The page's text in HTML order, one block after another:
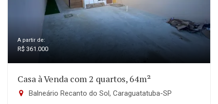
A partir de:
R$ 361.000
Casa à Venda com 2 quartos, 64m²
Balneário Recanto do Sol, Caraguatatuba-SP